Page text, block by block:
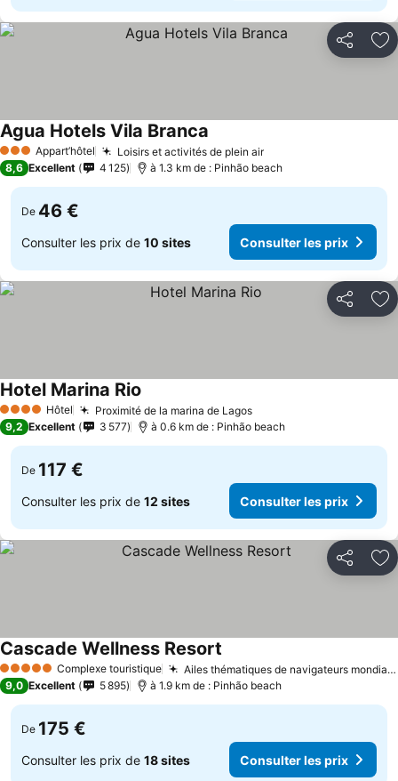
Partager
3 ÉtoilesAppart’hôtel Loisirs et activités de plein airConsulter les prix
Agua Hotels Vila Branca
8,6 Excellent 4 125 à 1.3 km de : Pinhão beach
De 46 €
Consulter les prix de 10 sites Consulter les prix
Partager
4 Étoiles Hôtel Proximité de la marina de LagosConsulter les prix
Hotel Marina Rio
9,2 Excellent 3 577 à 0.6 km de : Pinhão beach
De 117 €
Consulter les prix de 12 sites Consulter les prix
Partager
5 Étoiles Complexe touristique Ailes thématiques de navigateurs mondiaux
Cascade Wellness Resort
9,0 Excellent 5 895 à 1.9 km de : Pinhão beach
De 175 €
Consulter les prix de 18 sites Consulter les prix